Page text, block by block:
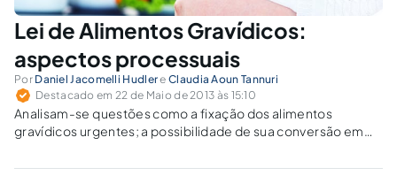
Lei de Alimentos Gravídicos:
aspectos processuais
Por Daniel Jacomelli HudlereClaudia Aoun Tannuri
Destacado em 22 de Maio de 2013 às 15:10
Analisam-se questões como a fixação dos alimentos
gravídicos urgentes; a possibilidade de sua conversão em
paternidade cumulado com pedido de alimentos; a vigência